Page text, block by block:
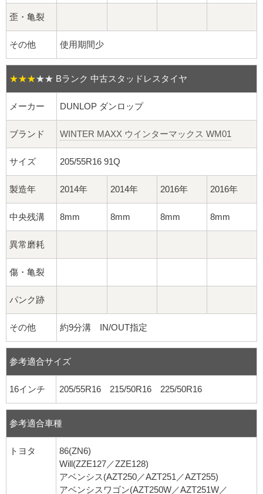
袋ナット
ショート袋ナット
持ち込み交換工賃
歪・亀裂
その他 使用期間少
★★★★★ Bランク 中古スタッドレスタイヤ
メーカー DUNLOP ダンロップ
ブランド WINTER MAXX ウインターマックス WM01
サイズ 205/55R16 91Q
製造年 2014年 2014年 2016年 2016年
中央残溝 8mm 8mm 8mm 8mm
異常磨耗
傷・亀裂
パンク跡
その他 約9分溝 IN/OUT指定
参考適合サイズ
16インチ 205/55R16 215/50R16 225/50R16
参考適合車種
トヨタ
86(ZN6)
Will(ZZE127／ZZE128)
アベンシス(AZT250／AZT251／AZT255)
アベンシスワゴン(AZT250W／AZT251W／